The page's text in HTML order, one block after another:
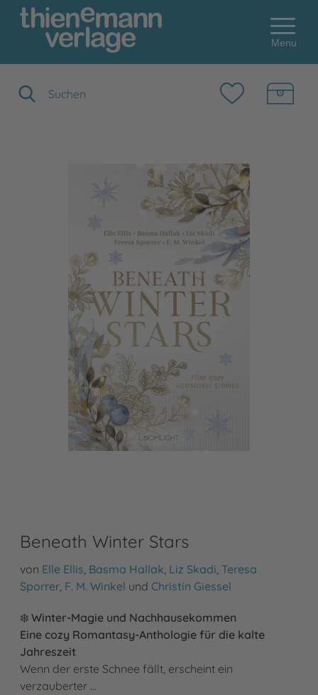
Menu
Beneath Winter Stars
von Elle Ellis, Basma Hallak, Liz Skadi, Teresa
Sporrer, F. M. Winkel und Christin Giessel
❄️ Winter-Magie und Nachhausekommen
Eine cozy Romantasy-Anthologie für die kalte
Jahreszeit
Wenn der erste Schnee fällt, erscheint ein
verzauberter …